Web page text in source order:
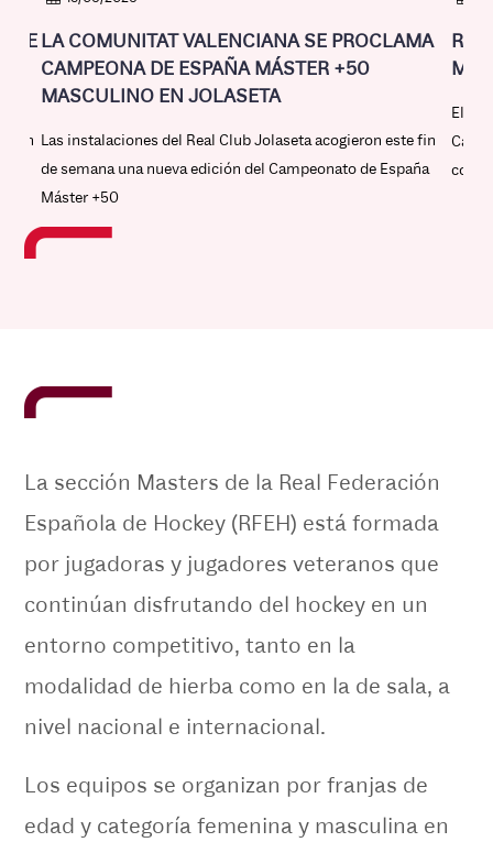
DELA COMUNITAT VALENCIANA SE PROCLAMA
CAMPEONA DE ESPAÑA MÁSTER +50
MASCULINO EN JOLASETA
Las instalaciones del Real Club Jolaseta acogieron este fin
de semana una nueva edición del Campeonato de España
Máster +50
RC
El
La sección Masters de la Real Federación
Española de Hockey (RFEH) está formada
por jugadoras y jugadores veteranos que
continúan disfrutando del hockey en un
entorno competitivo, tanto en la
modalidad de hierba como en la de sala, a
nivel nacional e internacional.
Los equipos se organizan por franjas de
edad y categoría femenina y masculina en